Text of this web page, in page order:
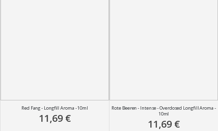
Red Fang - Longfill Aroma - 10ml
11,69 €
Rote Beeren - Intense - Overdosed Longfill Aroma -
10ml
11,69 €